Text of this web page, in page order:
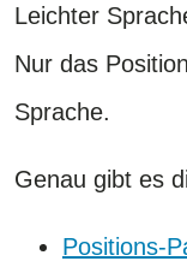
Leichter
Nur das
Sprache.
Genau gibt es
Positions-